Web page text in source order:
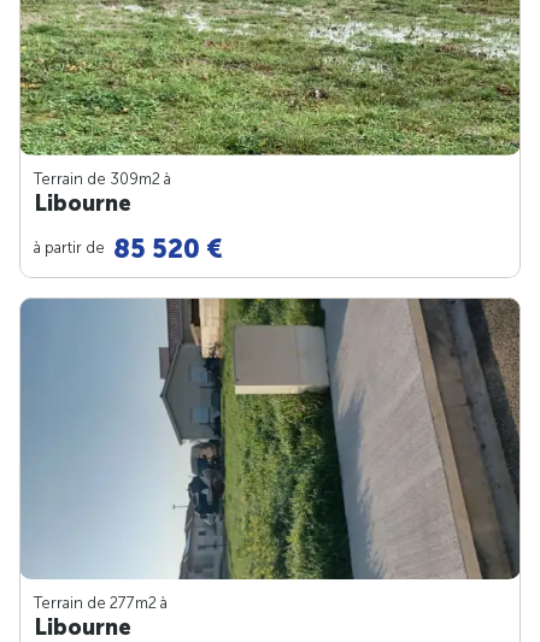
Terrain de 309m2 à
Libourne
à partir de 85 520 €
Terrain de 277m2 à
Libourne